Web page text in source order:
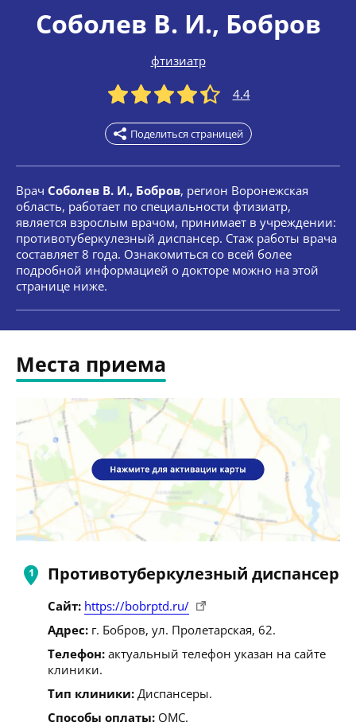
Соболев В. И., Бобров
фтизиатр
4.4
Поделиться страницей
Врач Соболев В. И., Бобров, регион Воронежская
область, работает по специальности фтизиатр,
является взрослым врачом, принимает в учреждении:
противотуберкулезный диспансер. Стаж работы врача
составляет 8 года. Ознакомиться со всей более
подробной информацией о докторе можно на этой
странице ниже.
Места приема
Противотуберкулезный диспансер
Сайт: https://bobrptd.ru/
Адрес: г. Бобров, ул. Пролетарская, 62.
Телефон: актуальный телефон указан на сайте
клиники.
Тип клиники: Диспансеры.
Способы оплаты: ОМС.